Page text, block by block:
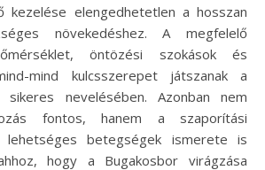
kezelése elengedhetetlen a hosszan
növekedéshez. A megfelelő
öntözési szokások és
mind kulcsszerepet játszanak a
sikeres nevelésében. Azonban nem
fontos, hanem a szaporítási
betegségek ismerete is
hogy a Bugakosbor virágzása